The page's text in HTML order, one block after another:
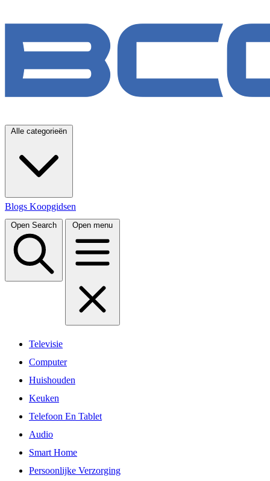
Alle categorieën
Blogs Koopgidsen
Open Search Open menu
Televisie
Computer
Huishouden
Keuken
Telefoon En Tablet
Audio
Smart Home
Persoonlijke Verzorging